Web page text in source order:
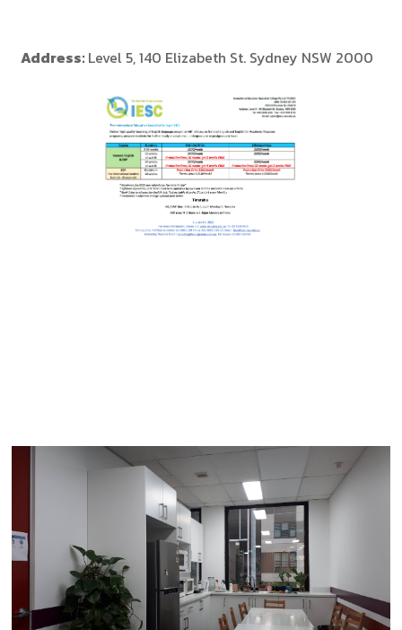
Address:Level 5, 140 Elizabeth St. Sydney NSW 2000